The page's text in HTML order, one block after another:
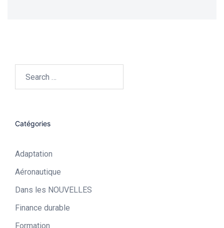
Catégories
Adaptation
Aéronautique​
Dans les NOUVELLES
Finance durable
Formation